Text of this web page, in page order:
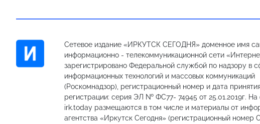
Сетевое издание «ИРКУТСК СЕГОДНЯ» доменное имя
информационно - телекоммуникационной сети
зарегистрировано Федеральной службой по надзору в
информационных технологий и массовых коммуникаций
(Роскомнадзор), регистрационный номер и дата
регистрации: серия ЭЛ № ФС77- 74945 от 25.01.2019г. На
irk.today размещаются в том числе и материалы от
агентства «Иркутск Сегодня» (регистрационный